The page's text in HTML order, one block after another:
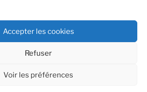
Accepter les cookies
Refuser
Voir les préférences
par WordPress